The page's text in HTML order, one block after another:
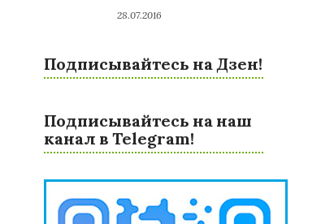
28.07.2016
Подписывайтесь на Дзен!
Подписывайтесь на наш
канал в Telegram!